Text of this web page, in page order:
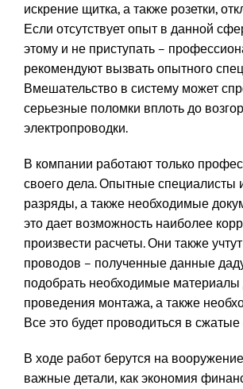
искрение щитка, а также розетки,
Если отсутствует опыт в данной
этому и не приступать –
рекомендуют вызвать опытного
Вмешательство в систему может
серьезные поломки вплоть до
электропроводки.
В компании работают только
своего дела. Опытные специалисты
разряды, а также необходимые
это дает возможность наиболее
произвести расчеты. Они также
проводов – полученные данные
подобрать необходимые материалы
проведения монтажа, а также
Все это будет проводиться в сжатые
В ходе работ берутся на
важные детали, как экономия